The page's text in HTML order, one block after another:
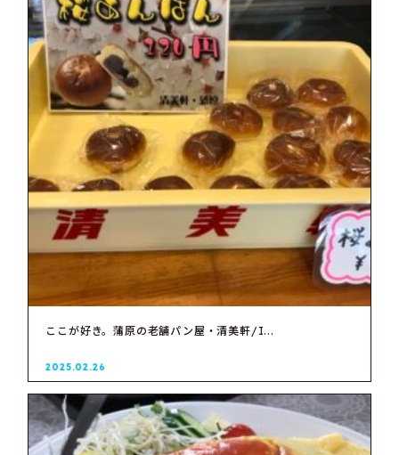
ここが好き。蒲原の老舗パン屋・清美軒/I...
2025.02.26